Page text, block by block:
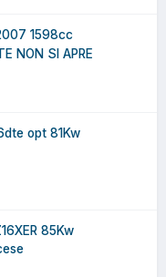
1598cc
NON SI APRE
opt 81Kw
85Kw